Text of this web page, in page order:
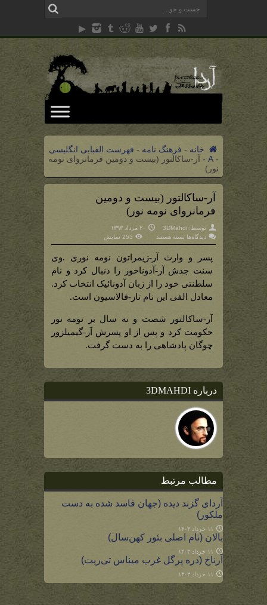
خانه - فرهنگ نامه - فهرست الفبایی انگلیسی
-
A
- آر-ساکالتور (بیست و دومین فرمانروای نومه
نور)
آر-ساکالتور (بیست و دومین
فرمانروای نومه نور)
توسط: 3DMahdi
۲۰ مرداد ۱۳۹۳
دیدگاه‌ها برای
(بیست
و
دومین
فرمانروای
نومه
نور)
بسته هستند 253 نمایش
پسر و وارث آر-زیمراتون نومه نوری .وی
سنت جدش آر-آدوناخور را دنبال کرد و نام
سلطنتی خود را از زبان آدونائیک انتخاب کرد.
معادل الفی این نام تار-فالاسیون است.
آر-ساکالتور شصت و نه سال بر نومه نور
حکومت کرد و پس از او پسرش آر-گیمیلزور
چوگان پادشاهی را به دست گرفت.
درباره 3DMAHDI
مطالب مرتبط
آردای گزند دیده (جهان فاسد شده به دست
ملکور)
۱۱ خرداد ۱۴۰۳
بالان (نام اصلی بئور کهن‌سال)
۱۱ خرداد ۱۴۰۳
آرناخ (دره پرگل غرب میناس تی‌ریت)
۱۱ خرداد ۱۴۰۳